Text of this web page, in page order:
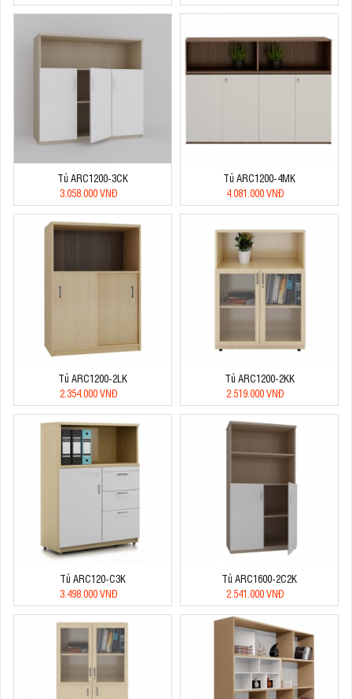
Tủ ARC1200-3CK
3.058.000 VNĐ
Tủ ARC1200-4MK
4.081.000 VNĐ
Tủ ARC1200-2LK
2.354.000 VNĐ
Tủ ARC1200-2KK
2.519.000 VNĐ
Tủ ARC120-C3K
3.498.000 VNĐ
Tủ ARC1600-2C2K
2.541.000 VNĐ